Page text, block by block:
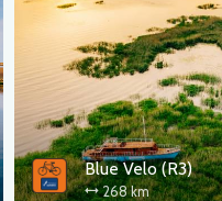
Blue Velo (R3)
268 km